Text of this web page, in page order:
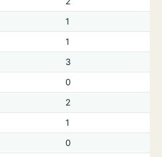
1
1
3
0
2
1
0